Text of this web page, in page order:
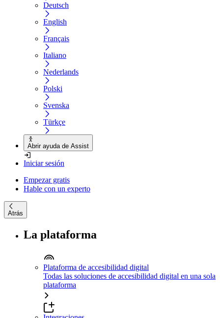
Deutsch
English
Français
Italiano
Nederlands
Polski
Svenska
Türkçe
Abrir ayuda de Assist
Iniciar sesión
Empezar gratis
Hable con un experto
Atrás
La plataforma
Plataforma de accesibilidad digital
Todas las soluciones de accesibilidad digital en una sola
plataforma